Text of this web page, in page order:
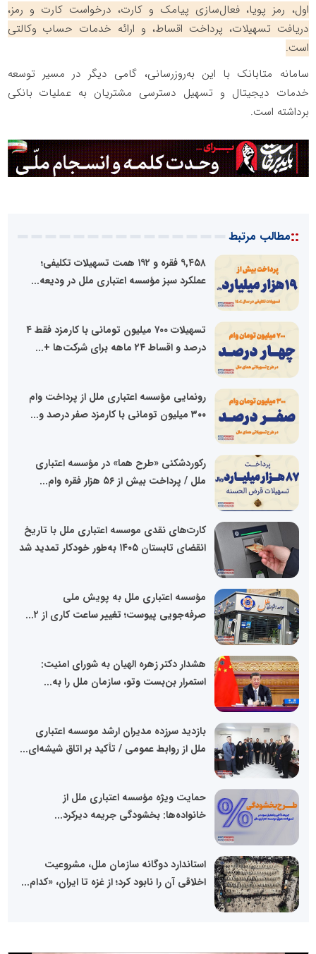
اول، رمز پویا، فعال‌سازی پیامک و کارت، درخواست کارت و رمز،
دریافت تسهیلات، پرداخت اقساط، و ارائه خدمات حساب وکالتی
است.
سامانه متابانک با این به‌روزرسانی، گامی دیگر در مسیر توسعه
خدمات دیجیتال و تسهیل دسترسی مشتریان به عملیات بانکی
برداشته است.
::مطالب مرتبط
۹,۴۵۸ فقره و ۱۹۲ همت تسهیلات تکلیفی؛
عملکرد سبز مؤسسه اعتباری ملل در ودیعه...
تسهیلات ۷۰۰ میلیون تومانی با کارمزد فقط ۴
درصد و اقساط ۲۴ ماهه برای شرکت‌ها +...
رونمایی مؤسسه اعتباری ملل از پرداخت وام
۳۰۰ میلیون تومانی با کارمزد صفر درصد و...
رکوردشکنی «طرح هما» در مؤسسه اعتباری
ملل / پرداخت بیش از ۵۶ هزار فقره وام...
کارت‌های نقدی موسسه اعتباری ملل با تاریخ
انقضای تابستان ۱۴۰۵ به‌طور خودکار تمدید شد
مؤسسه اعتباری ملل به پویش ملی
صرفه‌جویی پیوست؛ تغییر ساعت کاری از ۲...
هشدار دکتر زهره الهیان به شورای امنیت:
استمرار بن‌بست وتو، سازمان ملل را به...
بازدید سرزده مدیران ارشد موسسه اعتباری
ملل از روابط عمومی / تأکید بر اتاق شیشه‌ای...
حمایت ویژه مؤسسه اعتباری ملل از
خانواده‌ها: بخشودگی جریمه دیرکرد...
استاندارد دوگانه سازمان ملل، مشروعیت
اخلاقی آن را نابود کرد؛ از غزه تا ایران، «کدام...